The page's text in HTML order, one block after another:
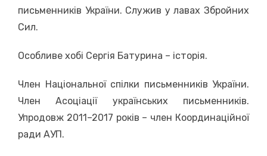
письменників України. Служив у лавах Збройних
Сил.
Особливе хобі Сергія Батурина – історія.
Член Національної спілки письменників України.
Член Асоціації українських письменників.
Упродовж 2011–2017 років – член Координаційної
ради АУП.